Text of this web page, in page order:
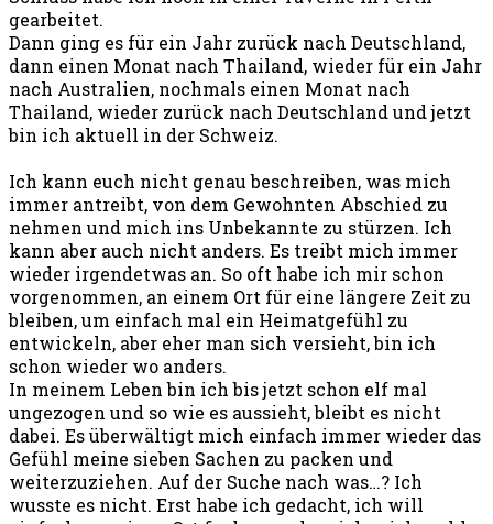
gearbeitet.
Dann ging es für ein Jahr zurück nach Deutschland,
dann einen Monat nach Thailand, wieder für ein Jahr
nach Australien, nochmals einen Monat nach
Thailand, wieder zurück nach Deutschland und jetzt
bin ich aktuell in der Schweiz.
Ich kann euch nicht genau beschreiben, was mich
immer antreibt, von dem Gewohnten Abschied zu
nehmen und mich ins Unbekannte zu stürzen. Ich
kann aber auch nicht anders. Es treibt mich immer
wieder irgendetwas an. So oft habe ich mir schon
vorgenommen, an einem Ort für eine längere Zeit zu
bleiben, um einfach mal ein Heimatgefühl zu
entwickeln, aber eher man sich versieht, bin ich
schon wieder wo anders.
In meinem Leben bin ich bis jetzt schon elf mal
ungezogen und so wie es aussieht, bleibt es nicht
dabei. Es überwältigt mich einfach immer wieder das
Gefühl meine sieben Sachen zu packen und
weiterzuziehen. Auf der Suche nach was…? Ich
wusste es nicht. Erst habe ich gedacht, ich will